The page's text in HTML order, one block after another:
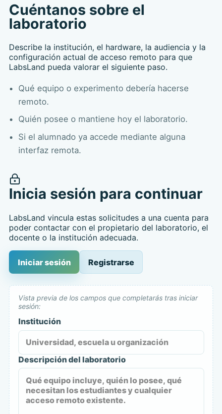
Cuéntanos sobre el
laboratorio
Describe la institución, el hardware, la audiencia y la
configuración actual de acceso remoto para que
LabsLand pueda valorar el siguiente paso.
Qué equipo o experimento debería hacerse
remoto.
Quién posee o mantiene hoy el laboratorio.
Si el alumnado ya accede mediante alguna
interfaz remota.
Inicia sesión para continuar
LabsLand vincula estas solicitudes a una cuenta para
poder contactar con el propietario del laboratorio, el
docente o la institución adecuada.
Iniciar sesión Registrarse
Vista previa de los campos que completarás tras iniciar
sesión:
Institución
Descripción del laboratorio